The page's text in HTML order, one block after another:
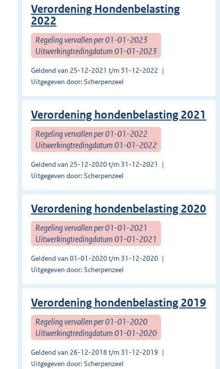
Verordening Hondenbelasting
2022
Regeling vervallen per 01-01-2023
Uitwerkingtredingdatum 01-01-2023
Geldend van 25-12-2021 t/m 31-12-2022
Uitgegeven door: Scherpenzeel
Verordening hondenbelasting 2021
Regeling vervallen per 01-01-2022
Uitwerkingtredingdatum 01-01-2022
Geldend van 25-12-2020 t/m 31-12-2021
Uitgegeven door: Scherpenzeel
Verordening hondenbelasting 2020
Regeling vervallen per 01-01-2021
Uitwerkingtredingdatum 01-01-2021
Geldend van 01-01-2020 t/m 31-12-2020
Uitgegeven door: Scherpenzeel
Verordening hondenbelasting 2019
Regeling vervallen per 01-01-2020
Uitwerkingtredingdatum 01-01-2020
Geldend van 26-12-2018 t/m 31-12-2019
Uitgegeven door: Scherpenzeel